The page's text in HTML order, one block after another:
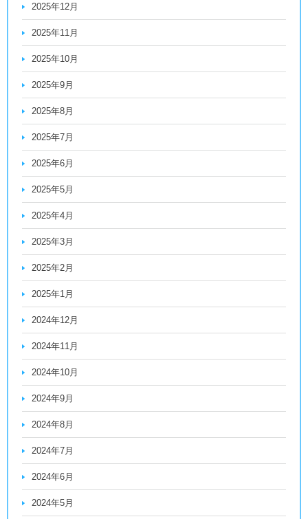
2025年12月
2025年11月
2025年10月
2025年9月
2025年8月
2025年7月
2025年6月
2025年5月
2025年4月
2025年3月
2025年2月
2025年1月
2024年12月
2024年11月
2024年10月
2024年9月
2024年8月
2024年7月
2024年6月
2024年5月